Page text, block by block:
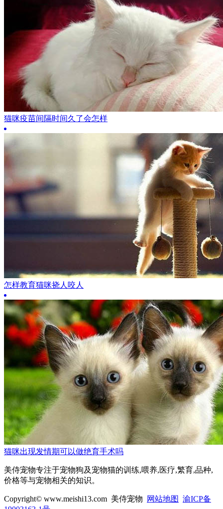
猫咪疫苗间隔时间久了会怎样
怎样教育猫咪挠人咬人
猫咪出现发情期可以做绝育手术吗
美侍宠物专注于宠物狗及宠物猫的训练,喂养,医疗,繁育,品种,
价格等与宠物相关的知识。
Copyright© www.meishi13.com 美侍宠物 网站地图 渝ICP备